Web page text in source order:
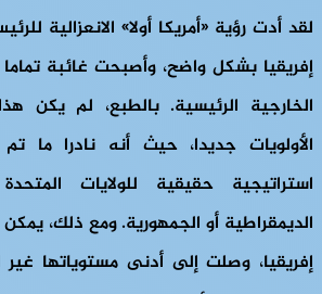
لقد أدت رؤية «أمريكا أولا» الانعزالية
إفريقيا بشكل واضح، وأصبحت غائبة
الخارجية الرئيسية. بالطبع، لم يكن
الأولويات جديدا، حيث أنه نادرا ما تم
استراتيجية حقيقية للولايات
الديمقراطية أو الجمهورية. ومع ذلك،
إفريقيا، وصلت إلى أدنى مستوياتها